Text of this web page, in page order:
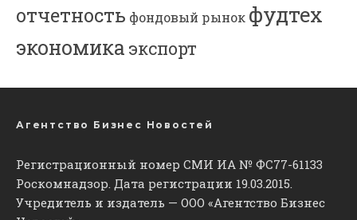
отчетность фондовый рынок фудтех
экономика экспорт
Агентство Бизнес Новостей
Регистрационный номер СМИ ИА № ФС77-61133
Роскомнадзор. Дата регистрации 19.03.2015.
Учредитель и издатель — ООО «Агентство Бизнес